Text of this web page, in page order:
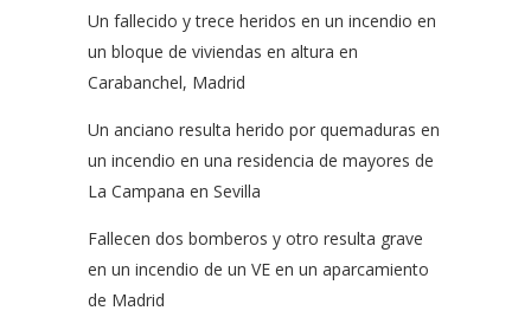
Un fallecido y trece heridos en un incendio en
un bloque de viviendas en altura en
Carabanchel, Madrid
Un anciano resulta herido por quemaduras en
un incendio en una residencia de mayores de
La Campana en Sevilla
Fallecen dos bomberos y otro resulta grave
en un incendio de un VE en un aparcamiento
de Madrid